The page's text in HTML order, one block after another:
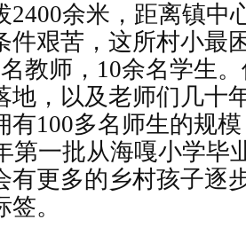
2400余米，距离镇中
件艰苦，这所村小最
教师，10余名学生
地，以及老师们几十
有100多名师生的规
第一批从海嘎小学毕
有更多的乡村孩子逐
。